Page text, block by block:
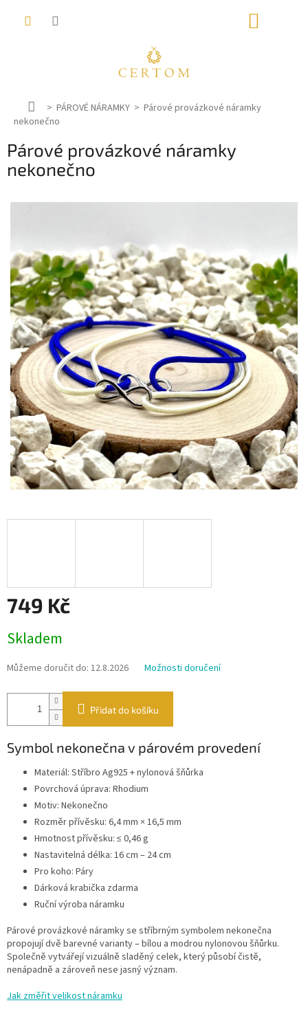
D
o
ů
PÁROVÉ NÁRAMKY
Párové provázkové náramky
nekonečno
Párové provázkové náramky
nekonečno
749 Kč
cena:
Skladem
Můžeme doručit do: 12.8.2026 Možnosti doručení
Přidat do košíku
Symbol nekonečna v párovém provedení
Materiál: Stříbro Ag925 + nylonová šňůrka
Povrchová úprava: Rhodium
Motiv: Nekonečno
Rozměr přívěsku: 6,4 mm × 16,5 mm
Hmotnost přívěsku: ≤ 0,46 g
Nastavitelná délka: 16 cm – 24 cm
Pro koho: Páry
Dárková krabička zdarma
Ruční výroba náramku
Párové provázkové náramky se stříbrným symbolem nekonečna
propojují dvě barevné varianty – bílou a modrou nylonovou šňůrku.
Společně vytvářejí vizuálně sladěný celek, který působí čistě,
nenápadně a zároveň nese jasný význam.
Jak změřit velikost náramku